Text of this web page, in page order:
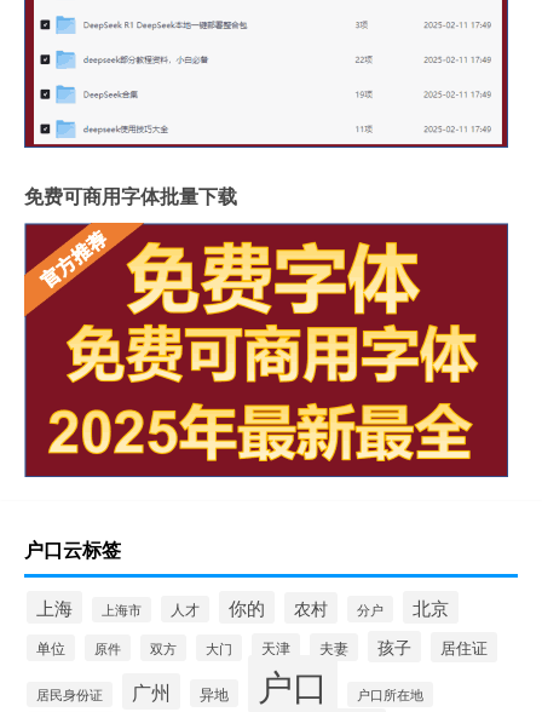
免费可商用字体批量下载
户口云标签
上海 上海市 人才 你的 农村 分户 北京
单位 原件 双方 大门 天津 夫妻 孩子 居住证
居民身份证 广州 异地 户口 户口所在地